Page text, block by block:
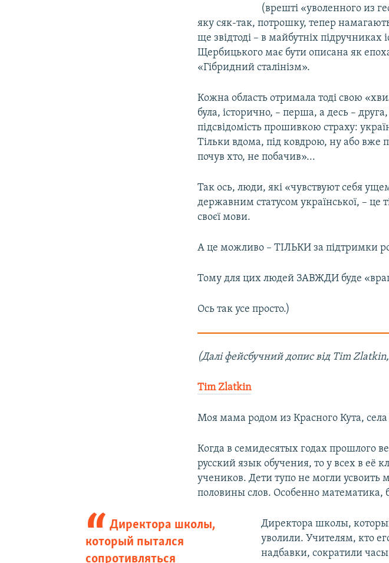
(врешті «уволенного из
яку сяк-так, потрошку, тепер
ще звідтоді – в майбутніх підручниках
Щербицького має бути описана як
«Гібридний сталінізм».
Кожна область отримала тоді свою
була, історично, – перша, а десь –
підсвідомість прошивкою страху:
Тільки вдома, під ковдрою, ну або вже
почув хто, не побачив»...
Так ось, люди, які «чувствуют себя
державним статусом української, – це
своєї мови.
А це можливо – ТІЛЬКИ за підтримки
Тому для цих людей ЗАВЖДИ буде
Ось так усе просто.)
(Далі фейсбучний допис від Tim
Tim Zlatkin
Моя мама родом из Красного Кута,
Когда в семидесятых годах прошлого
русский язык обучения, то у всех в её
учеников. Дети тупо не могли усвоить
половины слов. Особенно математика,
Директора школы,
который пытался
сопротивляться
Директора школы,
уволили. Учителям, кто
надбавки, сократили